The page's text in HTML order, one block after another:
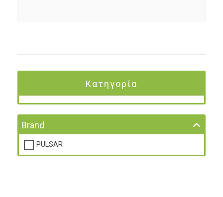
Κατηγορία
Brand
PULSAR